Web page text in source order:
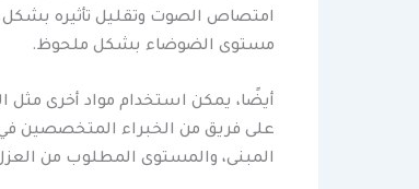
امتصاص الصوت وتقليل تأثيره بشكل
مستوى الضوضاء بشكل ملحوظ.
أيضًا، يمكن استخدام مواد أخرى مثل
على فريق من الخبراء المتخصصين في
المبنى، والمستوى المطلوب من